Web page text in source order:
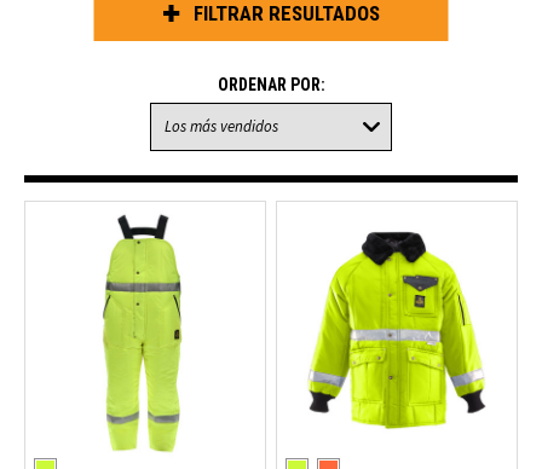
FILTRAR RESULTADOS
ORDENAR POR: